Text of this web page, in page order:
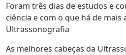
Foram três dias de estudos e
ciência e com o que há de
Ultrassonografia
As melhores cabeças da